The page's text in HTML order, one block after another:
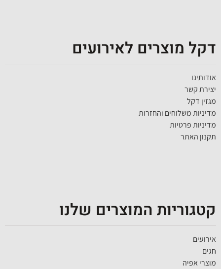
דקל מוצרים לאירועים
אודותינו
יצירת קשר
מגזין דקל
מדיניות משלוחים והחזרות
מדיניות פרטיות
תקנון האתר
קטגוריות המוצרים שלנו
אירועים
חגים
מוצרי אפיה